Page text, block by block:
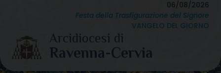
content
06/08/2026
Festa della Trasfigurazione del Signore
VANGELO DEL GIORNO